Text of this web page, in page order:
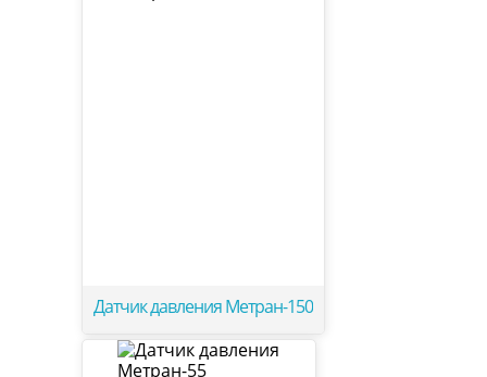
Датчик давления Метран-150